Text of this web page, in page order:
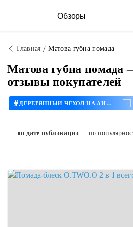
Обзоры
Главная Матова губна помада
Матова губна помада
отзывы покупателей
# ДЕРЕВЯННЫЙ ЧЕХОЛ НА АЙФОН
по дате публикации по